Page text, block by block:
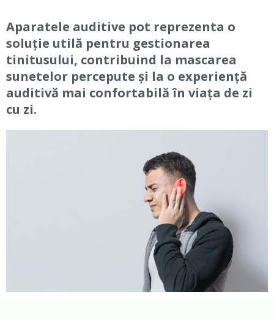
Aparatele auditive pot reprezenta o
soluție utilă pentru gestionarea
tinitusului, contribuind la mascarea
sunetelor percepute și la o experiență
auditivă mai confortabilă în viața de zi
cu zi.